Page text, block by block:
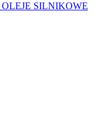
OLEJE SILNIKOWE